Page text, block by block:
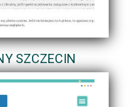
SZCZECIN